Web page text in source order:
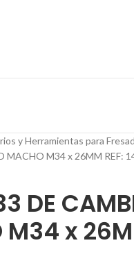
y Herramientas para
M34 x 26MM REF:
DE
x